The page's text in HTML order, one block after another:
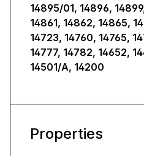
14895/01, 14896,
14861, 14862, 14865,
14723, 14760, 14765,
14777, 14782, 14652,
14501/A, 14200
Properties